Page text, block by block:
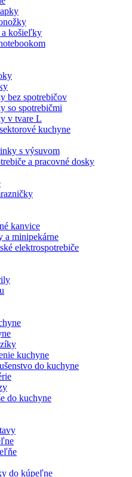
a košieľky
bez spotrebičov
so spotrebičmi
v tvare L
kuchyne
s výsuvom
a pracovné dosky
kanvice
a minipekárne
elektrospotrebiče
kuchyne
do kuchyne
do kuchyne
do kúpeľne